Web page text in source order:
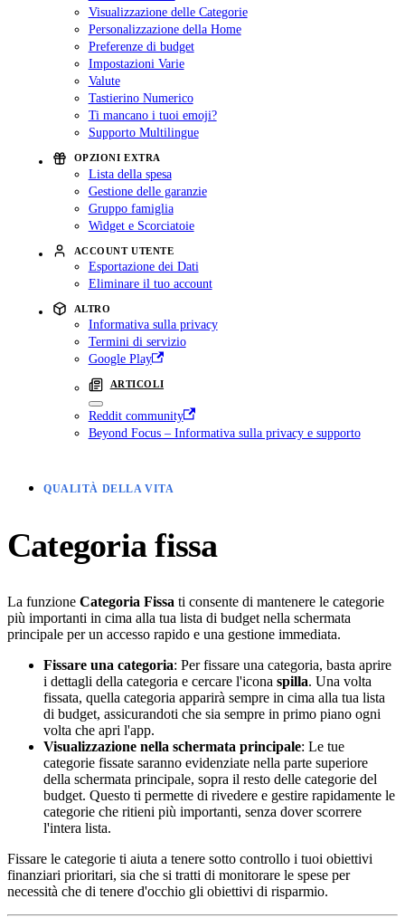
Visualizzazione delle Categorie
Personalizzazione della Home
Preferenze di budget
Impostazioni Varie
Valute
Tastierino Numerico
Ti mancano i tuoi emoji?
Supporto Multilingue
OPZIONI EXTRA
Lista della spesa
Gestione delle garanzie
Gruppo famiglia
Widget e Scorciatoie
ACCOUNT UTENTE
Esportazione dei Dati
Eliminare il tuo account
ALTRO
Informativa sulla privacy
Termini di servizio
Google Play
ARTICOLI
Reddit community
Beyond Focus – Informativa sulla privacy e supporto
QUALITÀ DELLA VITA
Categoria fissa
La funzione Categoria Fissa ti consente di mantenere le categorie
più importanti in cima alla tua lista di budget nella schermata
principale per un accesso rapido e una gestione immediata.
Fissare una categoria: Per fissare una categoria, basta aprire
i dettagli della categoria e cercare l'icona spilla. Una volta
fissata, quella categoria apparirà sempre in cima alla tua lista
di budget, assicurandoti che sia sempre in primo piano ogni
volta che apri l'app.
Visualizzazione nella schermata principale: Le tue
categorie fissate saranno evidenziate nella parte superiore
della schermata principale, sopra il resto delle categorie del
budget. Questo ti permette di rivedere e gestire rapidamente le
categorie che ritieni più importanti, senza dover scorrere
l'intera lista.
Fissare le categorie ti aiuta a tenere sotto controllo i tuoi obiettivi
finanziari prioritari, sia che si tratti di monitorare le spese per
necessità che di tenere d'occhio gli obiettivi di risparmio.